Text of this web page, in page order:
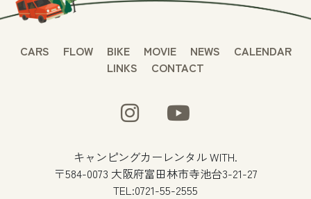
CARS FLOW BIKE MOVIE NEWS
CALENDAR
LINKS
CONTACT
キャンピングカーレンタル WITH.
〒584-0073 大阪府富田林市寺池台3-21-27
TEL:0721-55-2555